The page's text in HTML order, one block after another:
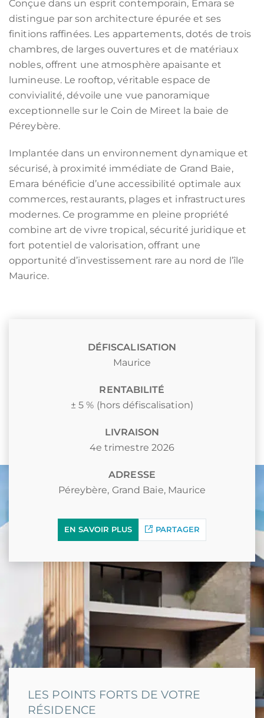
Conçue dans un esprit contemporain, Emara se
distingue par son architecture épurée et ses
finitions raffinées. Les appartements, dotés de trois
chambres, de larges ouvertures et de matériaux
nobles, offrent une atmosphère apaisante et
lumineuse. Le rooftop, véritable espace de
convivialité, dévoile une vue panoramique
exceptionnelle sur le Coin de Mireet la baie de
Péreybère.
Implantée dans un environnement dynamique et
sécurisé, à proximité immédiate de Grand Baie,
Emara bénéficie d’une accessibilité optimale aux
commerces, restaurants, plages et infrastructures
modernes. Ce programme en pleine propriété
combine art de vivre tropical, sécurité juridique et
fort potentiel de valorisation, offrant une
opportunité d’investissement rare au nord de l’île
Maurice.
DÉFISCALISATION
Maurice
RENTABILITÉ
± 5 % (hors défiscalisation)
LIVRAISON
4e trimestre 2026
ADRESSE
Péreybère, Grand Baie, Maurice
EN SAVOIR PLUS PARTAGER
LES POINTS FORTS DE VOTRE
RÉSIDENCE